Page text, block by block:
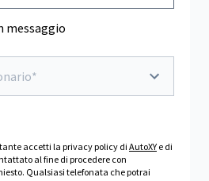
messaggio
accetti la privacy policy di AutoXY e di
al fine di procedere con
Qualsiasi telefonata che potrai